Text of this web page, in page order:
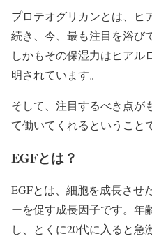
プロテオグリカンとは、ヒ
続き、今、最も注目を浴び
しかもその保湿力はヒアル
明されています。
そして、注目するべき点が
て働いてくれるということ
EGFとは？
EGFとは、細胞を成長させ
ーを促す成長因子です。年
し、とくに20代に入ると急